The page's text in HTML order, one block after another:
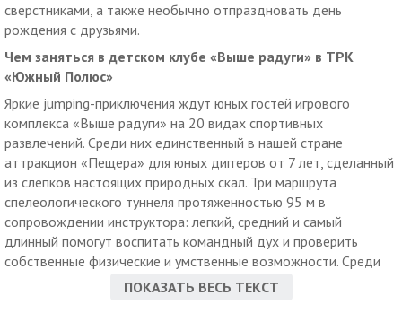
сверстниками, а также необычно отпраздновать день
рождения с друзьями.
Чем заняться в детском клубе «Выше радуги» в ТРК
«Южный Полюс»
Яркие jumping-приключения ждут юных гостей игрового
комплекса «Выше радуги» на 20 видах спортивных
развлечений. Среди них единственный в нашей стране
аттракцион «Пещера» для юных диггеров от 7 лет, сделанный
из слепков настоящих природных скал. Три маршрута
спелеологического туннеля протяженностью 95 м в
сопровождении инструктора: легкий, средний и самый
длинный помогут воспитать командный дух и проверить
собственные физические и умственные возможности. Среди
других развлечений по низкой стоимости билетов «Выше
ПОКАЗАТЬ ВЕСЬ ТЕКСТ